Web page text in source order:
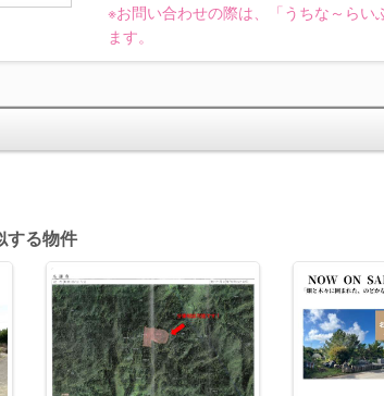
※お問い合わせの際は、「うちな～ら
ます。
する物件